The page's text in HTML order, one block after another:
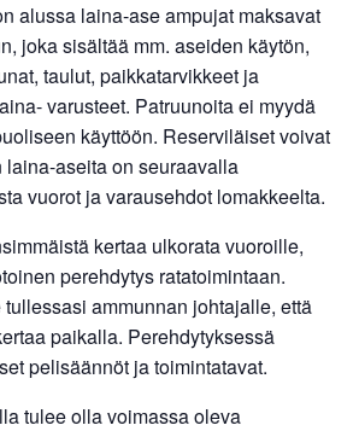
alussa laina-ase ampujat maksavat
joka sisältää mm. aseiden käytön,
taulut, paikkatarvikkeet ja
varusteet. Patruunoita ei myydä
käyttöön. Reserviläiset voivat
laina-aseita on seuraavalla
vuorot ja varausehdot lomakkeelta.
kertaa ulkorata vuoroille,
perehdytys ratatoimintaan.
ammunnan johtajalle, että
paikalla. Perehdytyksessä
pelisäännöt ja toimintatavat.
tulee olla voimassa oleva